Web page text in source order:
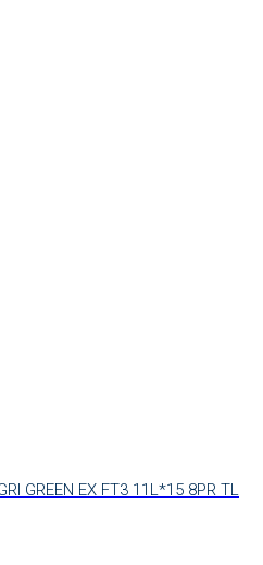
GREEN EX FT3 11L*15 8PR TL